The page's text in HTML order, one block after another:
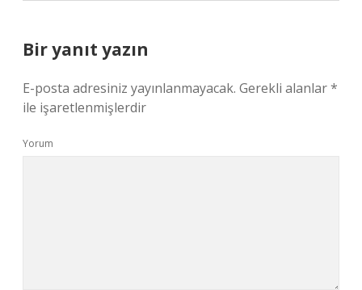
Bir yanıt yazın
E-posta adresiniz yayınlanmayacak. Gerekli alanlar*
ile işaretlenmişlerdir
Yorum